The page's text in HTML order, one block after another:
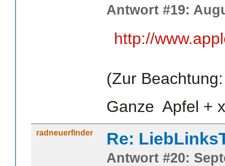
Antwort #19:
http://
(Zur
Ganze Apfel
radneuerfinder Re:
Antwort #20: